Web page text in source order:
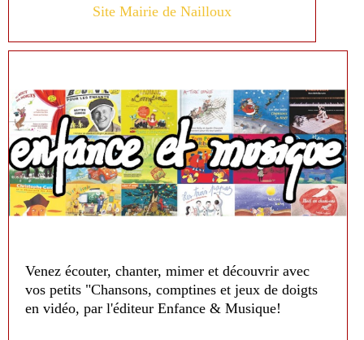
Site Mairie de Nailloux
Venez écouter, chanter, mimer et découvrir avec
vos petits "Chansons, comptines et jeux de doigts
en vidéo, par l'éditeur Enfance & Musique!